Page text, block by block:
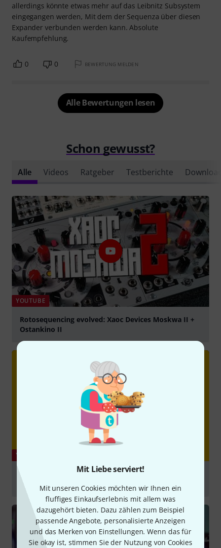
Mit Liebe serviert!
Mit unseren Cookies möchten wir Ihnen ein
fluffiges Einkaufserlebnis mit allem was
dazugehört bieten. Dazu zählen zum Beispiel
passende Angebote, personalisierte Anzeigen
und das Merken von Einstellungen. Wenn das für
Sie okay ist, stimmen Sie der Nutzung von Cookies
allerdings könnte etwas mehr auf das Leibnitz Subsystem
eingegangen werden, Mit dem der Sequenza über diesen
Expander verbunden werden kann. Absolute
Kaufempfehlung.
0 0 BEWERTUNG MELDEN
Alle Bewertungen lesen
Schon gewusst?
Alle Videos Ratgeber Testberichte
YOUTUBE
Rotosequencing evolved: Xaoc Devices Moskwa II +
Ostankino II
abspielen
YOUTUBE
Exploring XAOC Devices Moskwa II and Ostankino II
(Eurorack Sequencing)
abspielen